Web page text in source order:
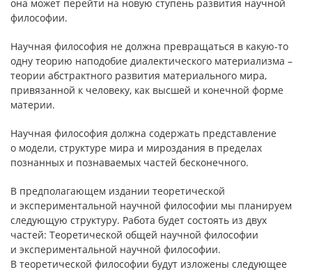
она может перейти на новую ступень развития научной
философии.
Научная философия не должна превращаться в какую-то
одну теорию наподобие диалектического материализма –
теории абстрактного развития материального мира,
привязанной к человеку, как высшей и конечной форме
материи.
Научная философия должна содержать представление
о модели, структуре мира и мироздания в пределах
познанных и познаваемых частей бесконечного.
В предполагающем издании теоретической
и экспериментальной научной философии мы планируем
следующую структуру. Работа будет состоять из двух
частей: Теоретической общей научной философии
и экспериментальной научной философии.
В теоретической философии будут изложены следующее